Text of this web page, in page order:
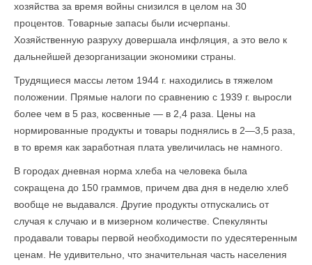
хозяйства за время войны снизился в целом на 30
процентов. Товарные запасы были исчерпаны.
Хозяйственную разруху довершала инфляция, а это вело к
дальнейшей дезорганизации экономики страны.
Трудящиеся массы летом 1944 г. находились в тяжелом
положении. Прямые налоги по сравнению с 1939 г. выросли
более чем в 5 раз, косвенные — в 2,4 раза. Цены на
нормированные продукты и товары поднялись в 2—3,5 раза,
в то время как заработная плата увеличилась не намного.
В городах дневная норма хлеба на человека была
сокращена до 150 граммов, причем два дня в неделю хлеб
вообще не выдавался. Другие продукты отпускались от
случая к случаю и в мизерном количестве. Спекулянты
продавали товары первой необходимости по удесятеренным
ценам. Не удивительно, что значительная часть населения